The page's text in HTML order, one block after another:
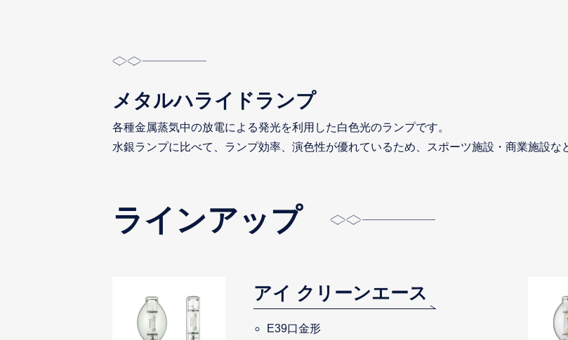
メタルハライドランプ
各種金属蒸気中の放電による発光を利用した白色光のランプです。
水銀ランプに比べて、ランプ効率、演色性が優れているため、スポーツ施設・商業施設な
ラインアップ
アイ クリーンエース
E39口金形